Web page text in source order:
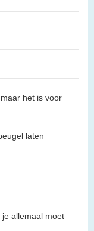
het is voor
laten
allemaal moet